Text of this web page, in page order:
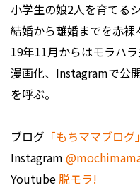
小学生の娘2人を育てる
結婚から離婚までを赤
19年11月からはモラハ
漫画化、Instagramで公
を呼ぶ。
ブログ 「もちママブログ」
Instagram
Youtube脱モラ!